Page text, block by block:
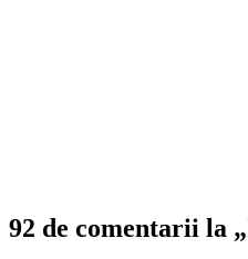
92 de comentarii la